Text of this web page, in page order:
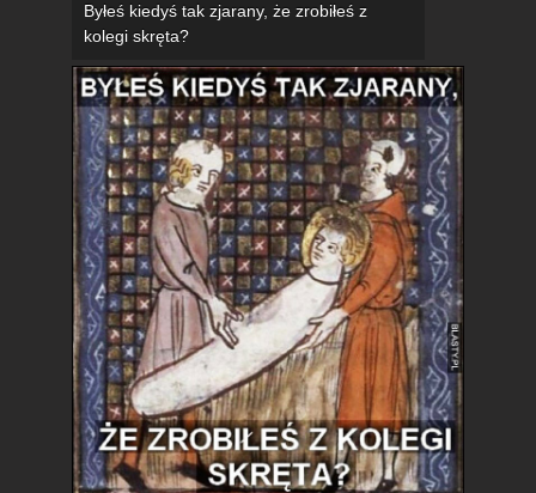
Byłeś kiedyś tak zjarany, że zrobiłeś z
kolegi skręta?